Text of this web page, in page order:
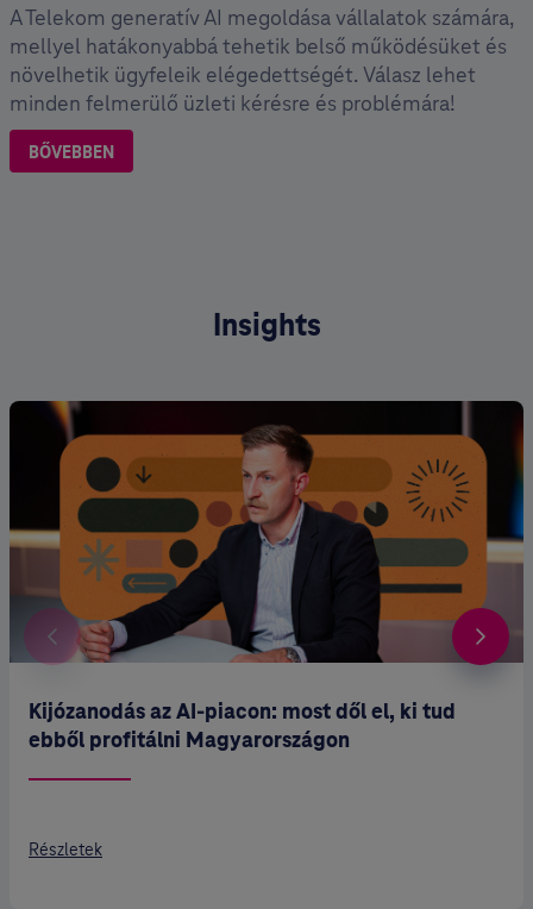
A Telekom generatív AI megoldása vállalatok számára,
mellyel hatákonyabbá tehetik belső működésüket és
növelhetik ügyfeleik elégedettségét. Válasz lehet
minden felmerülő üzleti kérésre és problémára!
BŐVEBBEN
Insights
Kijózanodás az AI-piacon: most dől el, ki tud
ebből profitálni Magyarországon
Részletek